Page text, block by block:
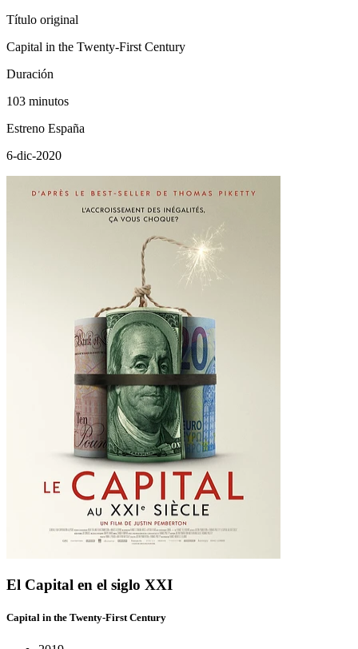
Título original
Capital in the Twenty-First Century
Duración
103 minutos
Estreno España
6-dic-2020
El Capital en el siglo XXI
Capital in the Twenty-First Century